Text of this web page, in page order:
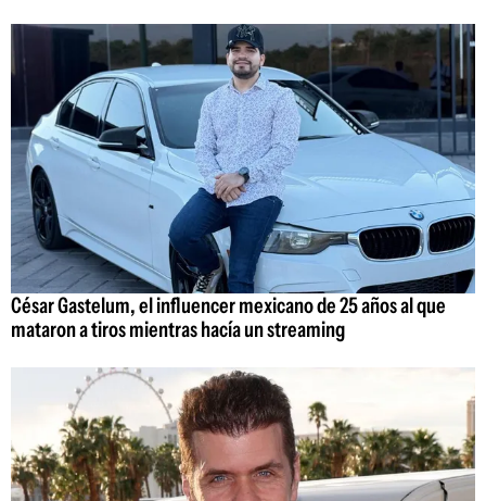
César Gastelum, el influencer mexicano de 25 años al que
mataron a tiros mientras hacía un streaming